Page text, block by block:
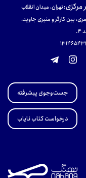
مرکزی:تهران، میدان انقلاب
بین کارگر و منیری جاوید،
جست‌وجوی پیشرفته
درخواست کتاب نایاب